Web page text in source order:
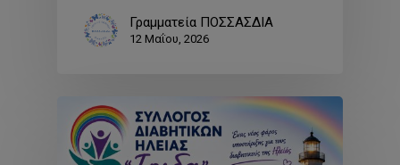
Γραμματεία ΠΟΣΣΑΣΔΙΑ
12 Μαΐου, 2026